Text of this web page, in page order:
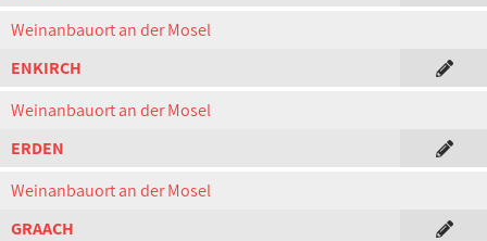
Weinanbauort an der Mosel
ENKIRCH
Weinanbauort an der Mosel
ERDEN
Weinanbauort an der Mosel
GRAACH